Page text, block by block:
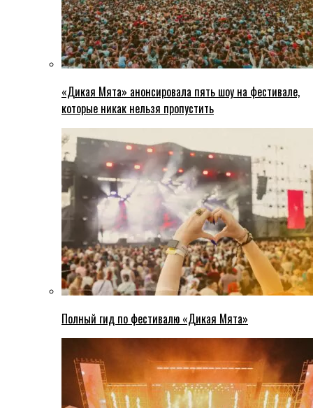
«Дикая Мята» анонсировала пять шоу на фестивале,
которые никак нельзя пропустить
Полный гид по фестивалю «Дикая Мята»